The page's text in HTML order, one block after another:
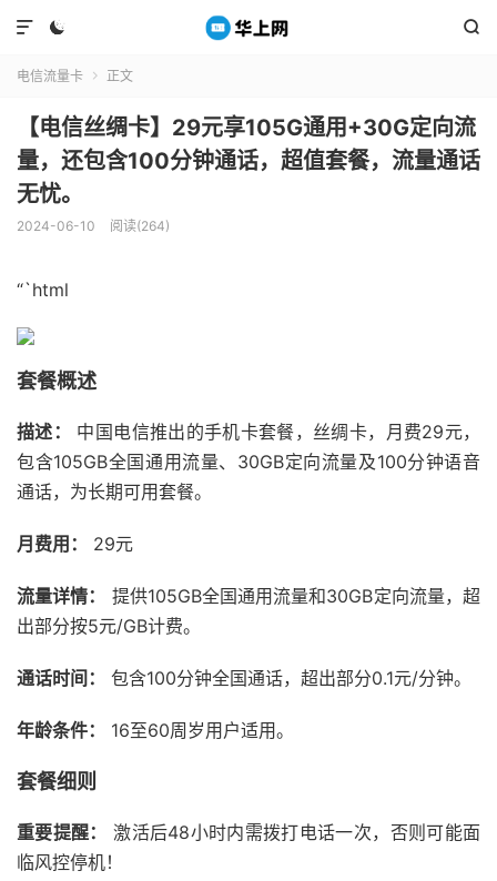
 

电信流量卡  正文
【电信丝绸卡】29元享105G通用+30G定向流
量，还包含100分钟通话，超值套餐，流量通话
无忧。
2024-06-10 阅读(264)
“`html
套餐概述
描述：
中国电信推出的手机卡套餐，丝绸卡，月费29元，
包含105GB全国通用流量、30GB定向流量及100分钟语音
通话，为长期可用套餐。
月费用： 29元
流量详情：
提供105GB全国通用流量和30GB定向流量，超
出部分按5元/GB计费。
通话时间： 包含100分钟全国通话，超出部分0.1元/分钟。
年龄条件： 16至60周岁用户适用。
套餐细则
重要提醒：
激活后48小时内需拨打电话一次，否则可能面
临风控停机！